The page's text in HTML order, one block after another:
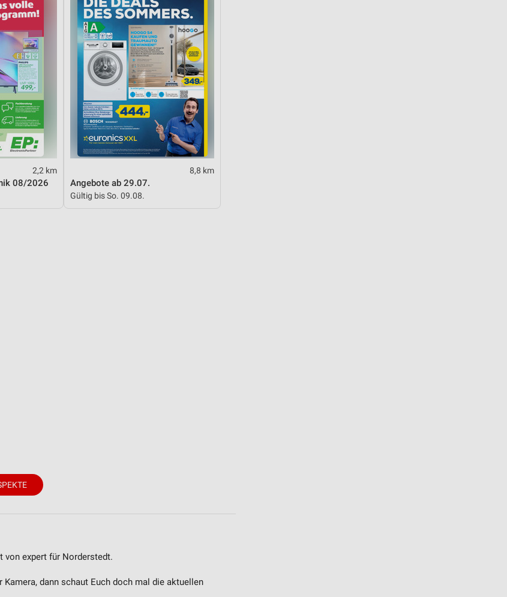
2,2 km
08/2026
8,8 km
Angebote ab 29.07.
Gültig bis So. 09.08.
von expert für Norderstedt.
dann schaut Euch doch mal die aktuellen
verschiedenen